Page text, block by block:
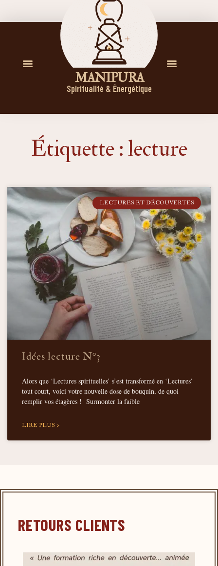
M A N I P U R A
Spiritualité & Énergétique
Étiquette : lecture
LECTURES ET DÉCOUVERTES
Idées lecture N°3
Alors que ‘Lectures spirituelles’ s’est transformé en ‘Lectures’
tout court, voici votre nouvelle dose de bouquin, de quoi
remplir vos étagères ! Surmonter la faible
LIRE PLUS >
RETOURS CLIENTS